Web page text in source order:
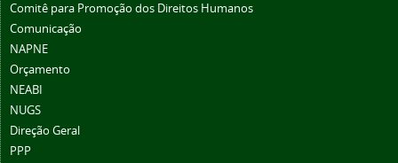
Comitê para Promoção dos Direitos Humanos
Comunicação
NAPNE
Orçamento
NEABI
NUGS
Direção Geral
PPP